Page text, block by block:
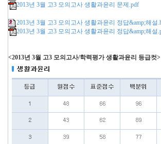
2013년 3월 고3 모의고사 생활과윤리 문제.pdf
2013년 3월 고3 모의고사 생활과윤리 정답&amp;해설
2013년 3월 고3 모의고사 생활과윤리 정답&amp;해설
<2013년 3월 고3 모의고사/학력평가 생활과윤리 등급컷>